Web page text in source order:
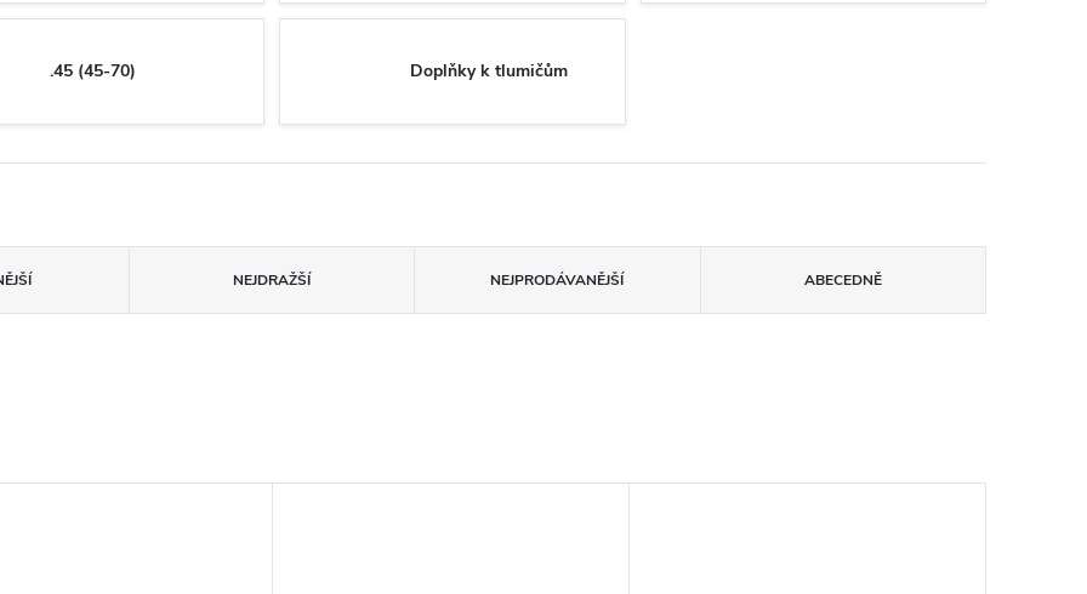
.45 (45-70) Doplňky k tlumičům
NEJDRAŽŠÍ NEJPRODÁVANĚJŠÍ ABECEDNĚ